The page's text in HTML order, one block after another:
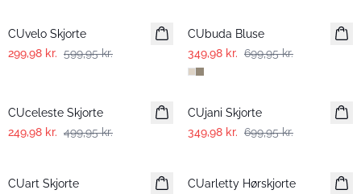
CUvelo Skjorte
299,98 kr. 599,95 kr.
CUbuda Bluse
349,98 kr. 699,95 kr.
CUceleste Skjorte
249,98 kr. 499,95 kr.
-50%
CUjani Skjorte
349,98 kr. 699,95 kr.
CUart Skjorte
CUarletty Hørskjorte